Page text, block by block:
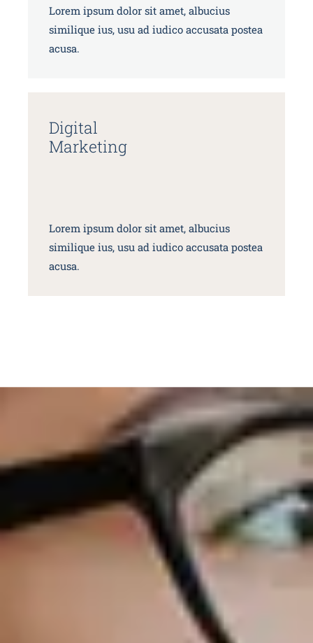
Lorem ipsum dolor sit amet, albucius
similique ius, usu ad iudico accusata postea
acusa.
Digital
Marketing
Lorem ipsum dolor sit amet, albucius
similique ius, usu ad iudico accusata postea
acusa.